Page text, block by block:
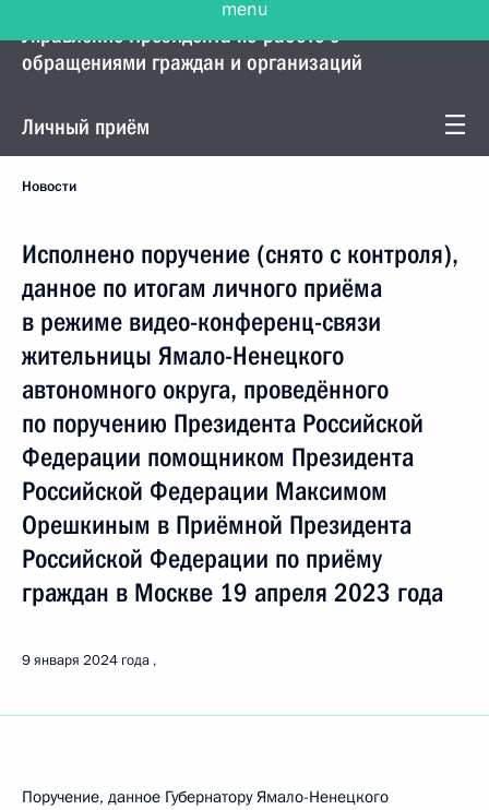
Управление Президента по работе с
обращениями граждан и организаций
Личный приём
Новости
Исполнено поручение (снято с контроля),
данное по итогам личного приёма
в режиме видео-конференц-связи
жительницы Ямало-Ненецкого
автономного округа, проведённого
по поручению Президента Российской
Федерации помощником Президента
Российской Федерации Максимом
Орешкиным в Приёмной Президента
Российской Федерации по приёму
граждан в Москве 19 апреля 2023 года
9 января 2024 года
Поручение, данное Губернатору Ямало-Ненецкого